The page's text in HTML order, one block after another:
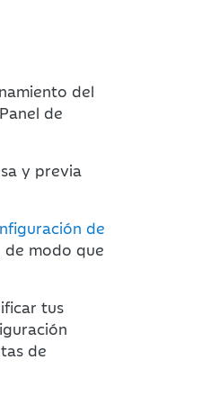
del
de
y previa
de
de modo que
tus
de